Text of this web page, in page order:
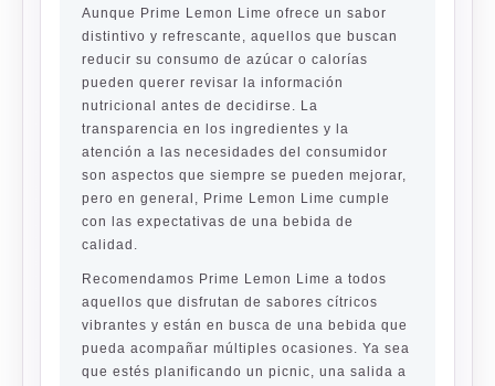
Aunque Prime Lemon Lime ofrece un sabor
distintivo y refrescante, aquellos que buscan
reducir su consumo de azúcar o calorías
pueden querer revisar la información
nutricional antes de decidirse. La
transparencia en los ingredientes y la
atención a las necesidades del consumidor
son aspectos que siempre se pueden mejorar,
pero en general, Prime Lemon Lime cumple
con las expectativas de una bebida de
calidad.
Recomendamos Prime Lemon Lime a todos
aquellos que disfrutan de sabores cítricos
vibrantes y están en busca de una bebida que
pueda acompañar múltiples ocasiones. Ya sea
que estés planificando un picnic, una salida a